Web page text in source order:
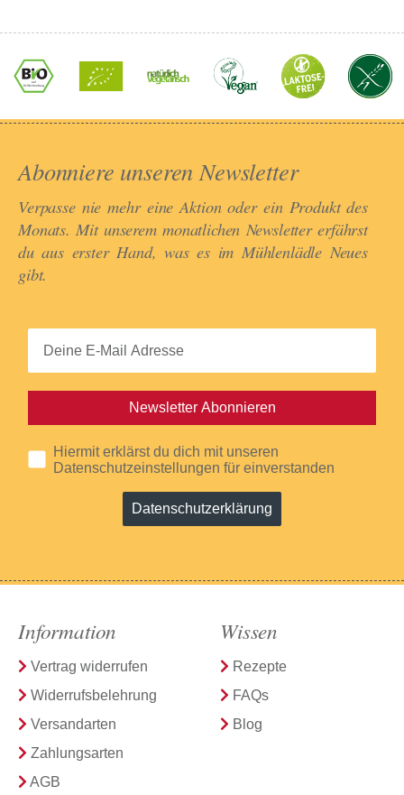
Abonniere unseren Newsletter​
Verpasse nie mehr eine Aktion oder ein Produkt des
Monats. Mit unserem monatlichen Newsletter erfährst
du aus erster Hand, was es im Mühlenlädle Neues
gibt.​
Newsletter Abonnieren
Hiermit erklärst du dich mit unseren
Datenschutzeinstellungen für einverstanden
Datenschutzerklärung
Information
Vertrag widerrufen
Widerrufsbelehrung
Versandarten
Zahlungsarten
AGB
Wissen
Rezepte
FAQs
Blog